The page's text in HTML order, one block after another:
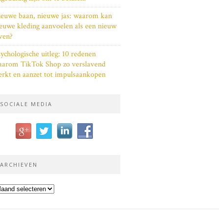
baan, nieuwe jas: waarom kan
kleding aanvoelen als een nieuw
uitleg: 10 redenen
TikTok Shop zo verslavend
en aanzet tot impulsaankopen
SOCIALE MEDIA
ARCHIEVEN